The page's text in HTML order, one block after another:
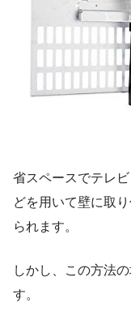
省スペースでテレ
どを用いて壁に取
られます。
しかし、この方法
す。